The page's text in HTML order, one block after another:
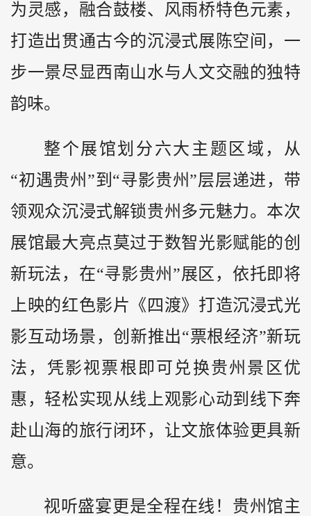
为灵感，融合鼓楼、风雨桥特色元素，
打造出贯通古今的沉浸式展陈空间，一
步一景尽显西南山水与人文交融的独特
韵味。
整个展馆划分六大主题区域，从
“初遇贵州”到“寻影贵州”层层递进，带
领观众沉浸式解锁贵州多元魅力。本次
展馆最大亮点莫过于数智光影赋能的创
新玩法，在“寻影贵州”展区，依托即将
上映的红色影片《四渡》打造沉浸式光
影互动场景，创新推出“票根经济”新玩
法，凭影视票根即可兑换贵州景区优
惠，轻松实现从线上观影心动到线下奔
赴山海的旅行闭环，让文旅体验更具新
意。
视听盛宴更是全程在线！贵州馆主